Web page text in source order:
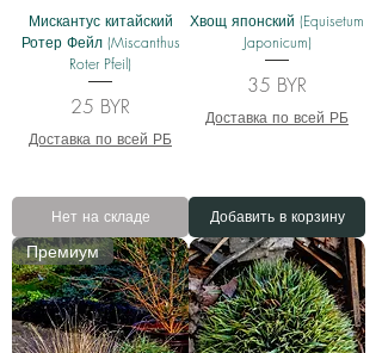
Мискантус китайский
Ротер Фейл (Miscanthus
Roter Pfeil)
Цена
25 BYR
Доставка по всей РБ
Нет на складе
Хвощ японский (Equisetum
Japonicum)
Цена
35 BYR
Доставка по всей РБ
Добавить в корзину
Премиум